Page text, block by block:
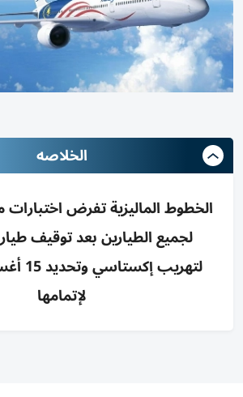
الخلاصه
الخطوط الماليزية تفرض اختبارات
لجميع الطيارين بعد توقيف
لإتمامها